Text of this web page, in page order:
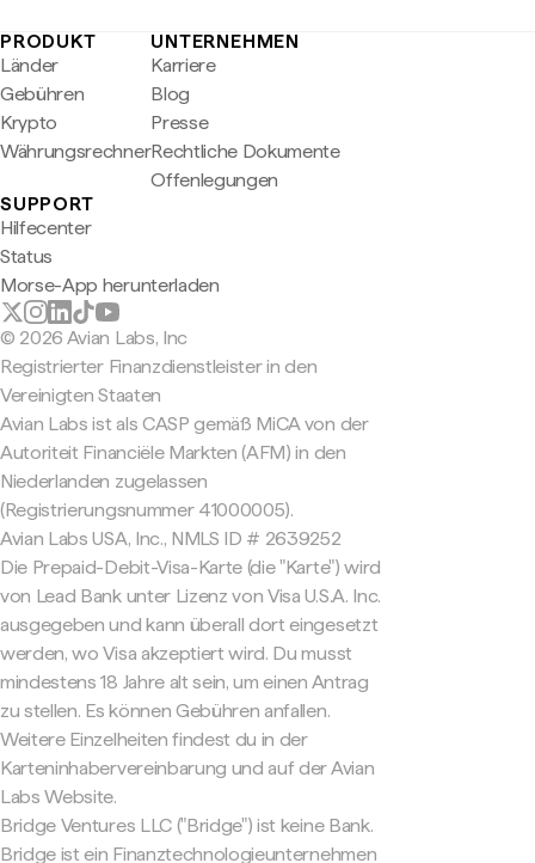
PRODUKT
Länder
Gebühren
Krypto
Währungsrechner
UNTERNEHMEN
Karriere
Blog
Presse
Rechtliche Dokumente
Offenlegungen
SUPPORT
Hilfecenter
Status
Morse-App herunterladen
© 2026 Avian Labs, Inc
Registrierter Finanzdienstleister in den
Vereinigten Staaten
Avian Labs ist als CASP gemäß MiCA von der
Autoriteit Financiële Markten (AFM) in den
Niederlanden zugelassen
(Registrierungsnummer 41000005).
Avian Labs USA, Inc., NMLS ID # 2639252
Die Prepaid-Debit-Visa-Karte (die "Karte") wird
von Lead Bank unter Lizenz von Visa U.S.A. Inc.
ausgegeben und kann überall dort eingesetzt
werden, wo Visa akzeptiert wird. Du musst
mindestens 18 Jahre alt sein, um einen Antrag
zu stellen. Es können Gebühren anfallen.
Weitere Einzelheiten findest du in der
Karteninhabervereinbarung und auf der Avian
Labs Website.
Bridge Ventures LLC ("Bridge") ist keine Bank.
Bridge ist ein Finanztechnologieunternehmen